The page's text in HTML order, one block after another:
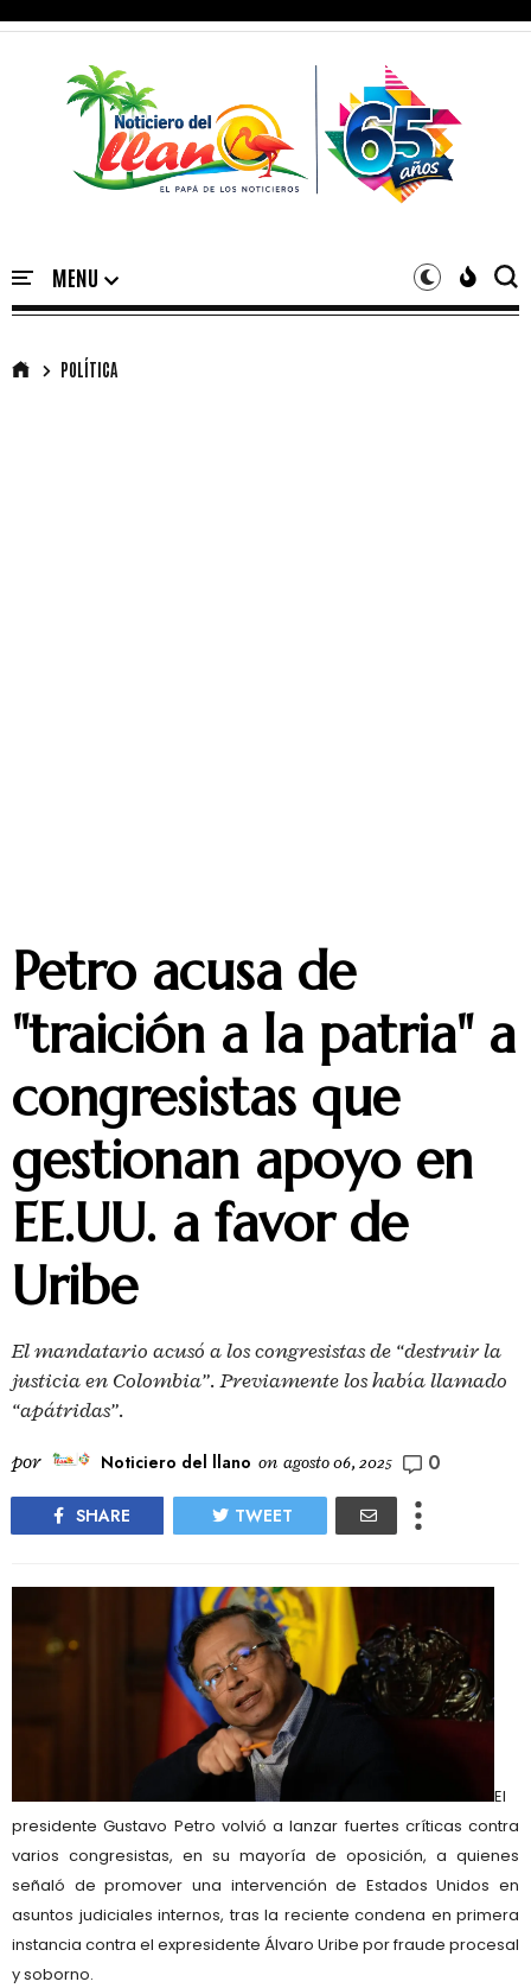
POLÍTICA
Petro acusa de
"traición a la patria" a
congresistas que
gestionan apoyo en
EE.UU. a favor de
Uribe
El mandatario acusó a los congresistas de “destruir la
justicia en Colombia”. Previamente los había llamado
“apátridas”.
por Noticiero del llano on agosto 06, 2025 0
SHARE TWEET
El
presidente Gustavo Petro volvió a lanzar fuertes críticas contra
varios congresistas, en su mayoría de oposición, a quienes
señaló de promover una intervención de Estados Unidos en
asuntos judiciales internos, tras la reciente condena en primera
instancia contra el expresidente Álvaro Uribe por fraude procesal
y soborno.